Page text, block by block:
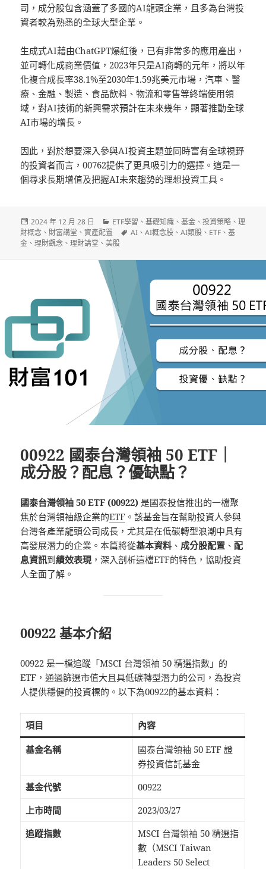
司，成分股包含涵蓋了多國的AI龍頭企業，且多為台灣投
資者較為熟悉的全球大型企業。
生成式AI藉由ChatGPT爆紅後，已有非常多的應用產出，
並可轉化成商業價值，2023年只是AI商轉的元年，將以年
化複合成長率38.1%至2030年1.59兆美元市場，汽車、醫
療、金融、製造、食品飲料、物流和零售等終端使用領
域，對AI技術的新興需求預計在未來幾年，顯著推動全球
AI市場的增長。
因此，對於想要深入參與AI投資主題並同時富有全球視野
的投資者而言，00762提供了更具吸引力的選擇。這是一
個尋求長期增值及把握AI未來趨勢的理想投資工具。
發
佈
日
2024 年 12 月 28 日
分
類
ETF學習 、基礎知識 、基金 、投資策略 、理
財概念 、 財富講堂 、資產配置
標
AI 、AI概念股 、AI類股 、 ETF 、基
金 、理財觀念 、理財講堂 、美股
00922 國泰台灣領袖 50 ETF｜
成分股？配息？優缺點？
國泰台灣領袖 50 ETF (00922) 是國泰投信推出的一檔聚
焦於台灣領袖級企業的ETF 。該基金旨在幫助投資人參與
台灣各產業龍頭公司成長，尤其是在低碳轉型浪潮中具有
高發展潛力的企業。本篇將從基本資料 、 成分股配置 、配
息資訊到績效表現 ，深入剖析這檔ETF的特色，協助投資
人全面了解。
00922 基本介紹
00922 是一檔追蹤「MSCI 台灣領袖 50 精選指數」的
ETF，通過篩選市值大且具低碳轉型潛力的公司，為投資
人提供穩健的投資標的。以下為00922的基本資料：
項目 內容
基金名稱
國泰台灣領袖 50 ETF 證
券投資信託基金
基金代號
00922
上市時間
2023/03/27
追蹤指數
MSCI 台灣領袖 50 精選指
數（MSCI Taiwan
Leaders 50 Select